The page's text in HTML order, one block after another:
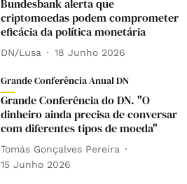
Bundesbank alerta que
criptomoedas podem comprometer
eficácia da política monetária
DN/Lusa 18 Junho 2026
Grande Conferência Anual DN
Grande Conferência do DN. "O
dinheiro ainda precisa de conversar
com diferentes tipos de moeda"
Tomás Gonçalves Pereira
15 Junho 2026